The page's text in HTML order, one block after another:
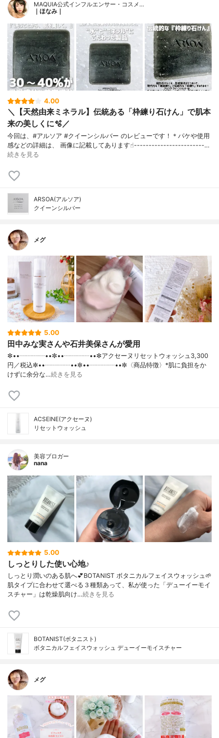
MAQUIA公式インフルエンサー・コスメ…
｜ほなみ｜
4.00
＼【天然由来ミネラル】伝統ある「枠練り石けん」で肌本
来の美しくに🫧／
今回は、#アルソア #クイーンシルバー のレビューです！＊パケや使用
感などの詳細は、 画像に記載してあります☝︎------------------------…
続きを見る
ARSOA(アルソア)
クイーンシルバー
メグ
5.00
田中みな実さんや石井美保さんが愛用
✼••┈┈┈┈••✼••┈┈┈┈••✼アクセーヌリセットウォッシュ3,300
円／税込✼••┈┈┈┈••✼••┈┈┈┈••✼〈商品特徴〉*肌に負担をか
けずに余分な…続きを見る
ACSEINE(アクセーヌ)
リセットウォッシュ
美容ブロガー
nana
5.00
しっとりした使い心地♪
しっとり潤いのある肌へ💕BOTANIST ボタニカルフェイスウォッシュ🌱
肌タイプに合わせて選べる３種類あって、私が使った「デューイーモイ
スチャー」は乾燥肌向け…続きを見る
BOTANIST(ボタニスト)
ボタニカルフェイスウォッシュ デューイーモイスチャー
メグ